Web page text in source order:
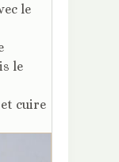
le
le
cuire